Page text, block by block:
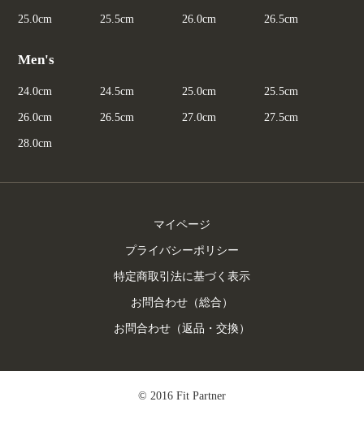
25.0cm 25.5cm 26.0cm 26.5cm
Men's
24.0cm 24.5cm 25.0cm 25.5cm
26.0cm 26.5cm 27.0cm 27.5cm
28.0cm
マイページ
プライバシーポリシー
特定商取引法に基づく表示
お問合わせ（総合）
お問合わせ（返品・交換）
© 2016 Fit Partner